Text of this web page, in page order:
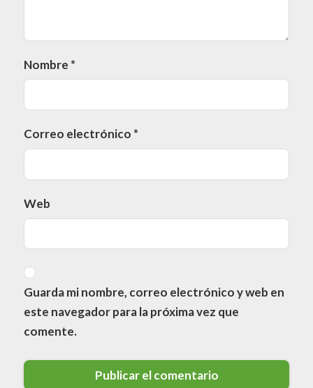
Nombre *
Correo electrónico *
Web
Guarda mi nombre, correo electrónico y web en
este navegador para la próxima vez que
comente.